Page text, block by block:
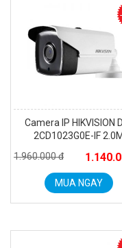
Camera IP HIKVISION
2CD1023G0E-IF 2.0M
1.960.000 đ
MUA NGAY
Liên hệ
Camera Wifi thông